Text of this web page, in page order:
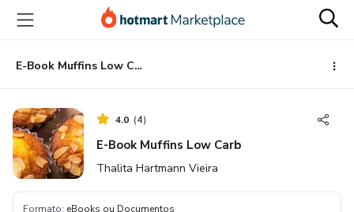
para
conteúdo
principal
para
pagamento
para
rodapé
E-Book Muffins Low Carb
4.0 (4)
E-Book Muffins Low Carb
Thalita Hartmann Vieira
Formato: eBooks ou Documentos